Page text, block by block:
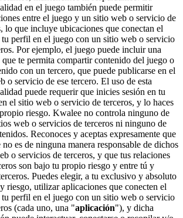
en el juego también puede permitir
entre el juego y un sitio web o servicio de
lo que incluye ubicaciones que conectan el
perfil en el juego con un sitio web o servicio
Por ejemplo, el juego puede incluir una
te permita compartir contenido del juego o
con un tercero, que puede publicarse en el
o servicio de ese tercero. El uso de esta
puede requerir que inicies sesión en tu
el sitio web o servicio de terceros, y lo haces
riesgo. Kwalee no controla ninguno de
web o servicios de terceros ni ninguno de
Reconoces y aceptas expresamente que
es de ninguna manera responsable de dichos
o servicios de terceros, y que tus relaciones
son bajo tu propio riesgo y entre tú y
Puedes elegir, a tu exclusivo y absoluto
riesgo, utilizar aplicaciones que conecten el
perfil en el juego con un sitio web o servicio
(cada uno, una "aplicación"), y dicha